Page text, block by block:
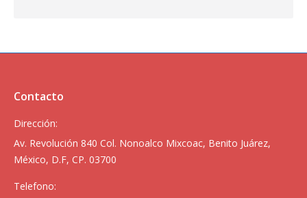
Contacto
Dirección:
Av. Revolución 840 Col. Nonoalco Mixcoac, Benito Juárez,
México, D.F, CP. 03700
Telefono: